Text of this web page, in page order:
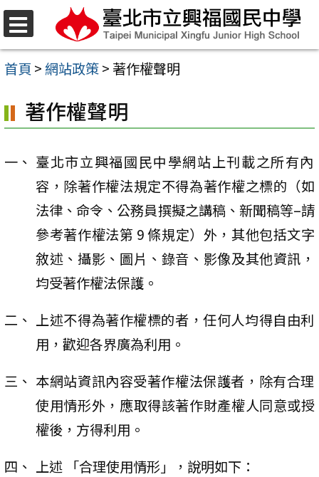
選
單
跳
至
主
內
容
區
首頁 > 網站政策> 著作權聲明
著作權聲明
臺北市立興福國民中學網站上刊載之所有內
容，除著作權法規定不得為著作權之標的（如
法律、命令、公務員撰擬之講稿、新聞稿等–請
參考著作權法第 9 條規定）外，其他包括文字
敘述、攝影、圖片、錄音、影像及其他資訊，
均受著作權法保護。
上述不得為著作權標的者，任何人均得自由利
用，歡迎各界廣為利用。
本網站資訊內容受著作權法保護者，除有合理
使用情形外，應取得該著作財產權人同意或授
權後，方得利用。
上述 「合理使用情形」，說明如下：